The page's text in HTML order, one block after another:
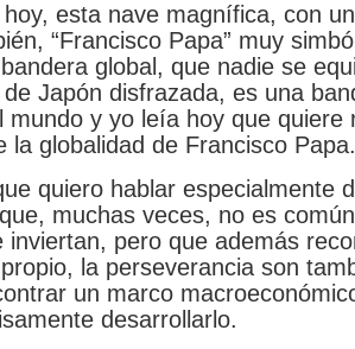
esta nave magnífica, con
“Francisco Papa” muy
global, que nadie se
Japón disfrazada, es una
mundo y yo leía hoy que quiere
la globalidad de Francisco Papa.
quiero hablar especialmente
muchas veces, no es
inviertan, pero que además
la perseverancia son
un marco
desarrollarlo.